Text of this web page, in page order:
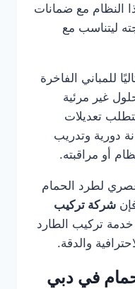
النظام مع ضمانات
ليتناسب مع
للمباني الفاخرة
غير مرئية
تعديلات
دورية وتدريب
أو مراقبته.
لطرد الحمام
شركة تركيب
تركيب الطارد
والدقة.
في دبي